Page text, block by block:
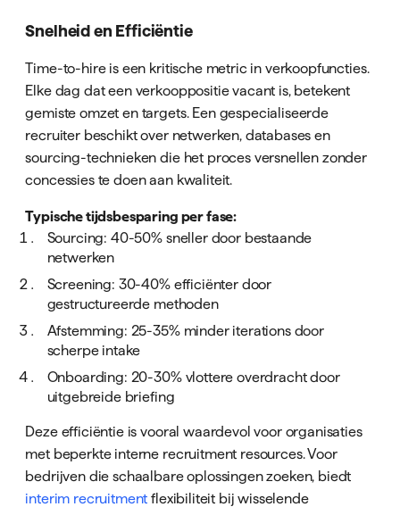
Snelheid en Efficiëntie
Time-to-hire is een kritische metric in verkoopfuncties.
Elke dag dat een verkooppositie vacant is, betekent
gemiste omzet en targets. Een gespecialiseerde
recruiter beschikt over netwerken, databases en
sourcing-technieken die het proces versnellen zonder
concessies te doen aan kwaliteit.
Typische tijdsbesparing per fase:
Sourcing: 40-50% sneller door bestaande
netwerken
Screening: 30-40% efficiënter door
gestructureerde methoden
Afstemming: 25-35% minder iterations door
scherpe intake
Onboarding: 20-30% vlottere overdracht door
uitgebreide briefing
Deze efficiëntie is vooral waardevol voor organisaties
met beperkte interne recruitment resources. Voor
bedrijven die schaalbare oplossingen zoeken, biedt
interim recruitment flexibiliteit bij wisselende